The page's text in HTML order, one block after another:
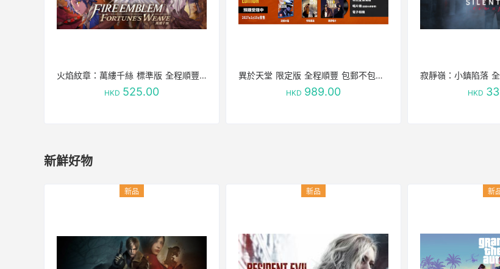
火焰紋章：萬縷千絲 標準版 全程順豐 包郵不包稅 稅費到付
HKD 525.00
異於天堂 限定版 全程順豐 包郵不包稅 稅費到付
HKD 989.00
寂靜嶺：小鎮陷落
HKD
新鮮好物